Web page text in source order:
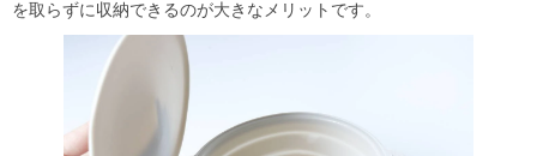
を取らずに収納できるのが大きなメリットです。